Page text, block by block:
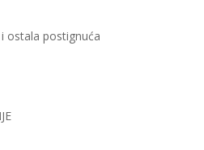
ostala postignuća